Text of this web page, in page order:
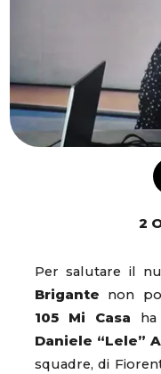
2
Per salutare il
Brigante non
105 Mi Casa
Daniele “Lele”
squadre, di